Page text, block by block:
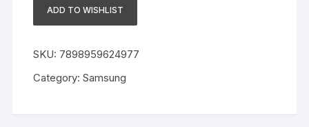
SL-
Preto
Branco
ADD TO WISHLIST
SKU: 7898959624977
Category:Samsung